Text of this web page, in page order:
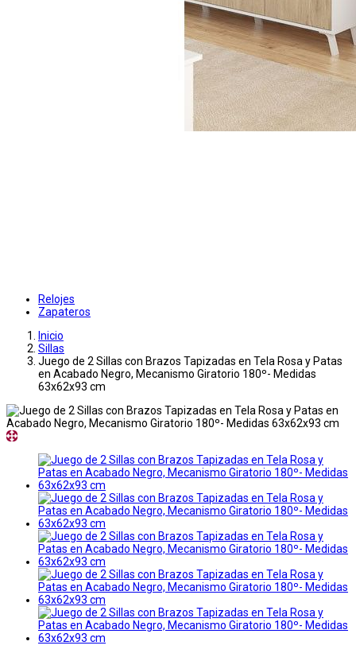
Relojes
Zapateros
Inicio
Sillas
Juego de 2 Sillas con Brazos Tapizadas en Tela Rosa y Patas
en Acabado Negro, Mecanismo Giratorio 180º- Medidas
63x62x93 cm